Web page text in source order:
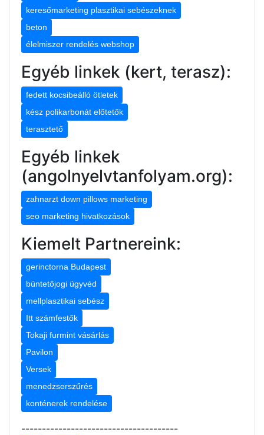
keresőmarketing plasztikai sebészeknek
beton
élelmiszer rendelés webshop
Egyéb linkek (kert, terasz):
fedett kocsibeálló ötletek
kész polikarbonát előtetők
terasztető
Egyéb linkek
(angolnyelvtanfolyam.org):
zahnarzt down pillows marketing
seo marketing hivatkozások
Kiemelt Partnereink:
gerinctorna Budapest
büntetőjogi ügyvéd
mellplasztikai sebész
Itt számfestők
Tokaji furmint vásárlás
Pavilon
Versek
menedzserszűrés
konténerek rendelése
--------------------------------------